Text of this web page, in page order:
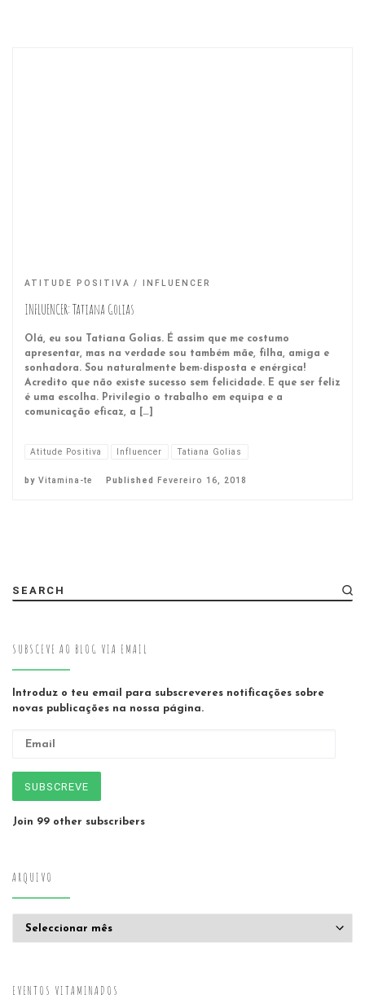
ATITUDE POSITIVA INFLUENCER
INFLUENCER: Tatiana Golias
Olá, eu sou Tatiana Golias. É assim que me costumo
apresentar, mas na verdade sou também mãe, filha, amiga e
sonhadora. Sou naturalmente bem-disposta e enérgica!
Acredito que não existe sucesso sem felicidade. E que ser feliz
é uma escolha. Privilegio o trabalho em equipa e a
comunicação eficaz, a […]
Atitude Positiva Influencer Tatiana Golias
by Vitamina-te Published Fevereiro 16, 2018
SEARCH
SUBSCEVE AO BLOG VIA EMAIL
Introduz o teu email para subscreveres notificações sobre
novas publicações na nossa página.
SUBSCREVE
Join 99 other subscribers
ARQUIVO
EVENTOS VITAMINADOS